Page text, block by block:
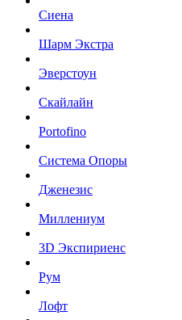
Сиена
Шарм Экстра
Эверстоун
Скайлайн
Portofino
Система Опоры
Дженезис
Миллениум
3D Экспириенс
Рум
Лофт